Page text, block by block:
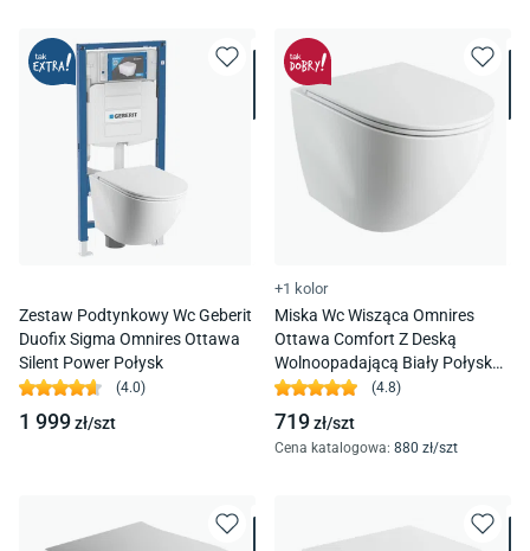
Zestaw Podtynkowy Wc Geberit
Duofix Sigma Omnires Ottawa
Silent Power Połysk
(4.0)
1 999zł/szt
+1 kolor
Miska Wc Wisząca Omnires
Ottawa Comfort Z Deską
Wolnoopadającą Biały Połysk
Ottawacmwbp
(4.8)
719zł/szt
Cena katalogowa: 880 zł/szt